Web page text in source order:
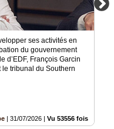
ses activités en
du gouvernement
d’EDF, François Garcin
le tribunal du Southern
31/07/2026 Vu 53556 fois